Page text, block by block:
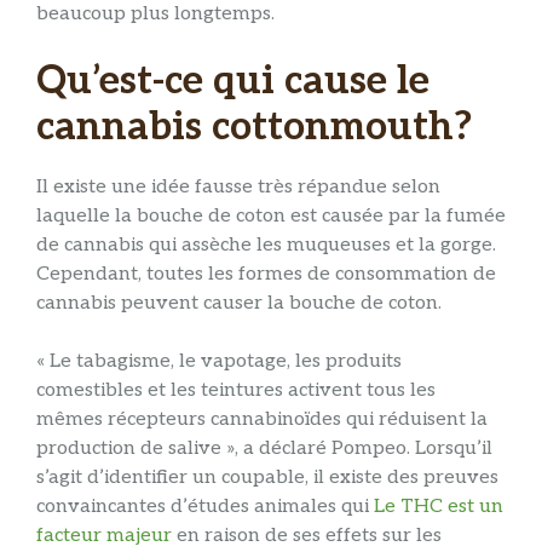
beaucoup plus longtemps.
Qu’est-ce qui cause le
cannabis cottonmouth?
Il existe une idée fausse très répandue selon
laquelle la bouche de coton est causée par la fumée
de cannabis qui assèche les muqueuses et la gorge.
Cependant, toutes les formes de consommation de
cannabis peuvent causer la bouche de coton.
« Le tabagisme, le vapotage, les produits
comestibles et les teintures activent tous les
mêmes récepteurs cannabinoïdes qui réduisent la
production de salive », a déclaré Pompeo. Lorsqu’il
s’agit d’identifier un coupable, il existe des preuves
convaincantes d’études animales qui Le THC est un
facteur majeur en raison de ses effets sur les